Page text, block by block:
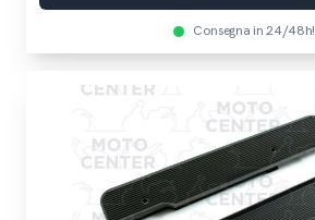
Consegna in 24/48h!